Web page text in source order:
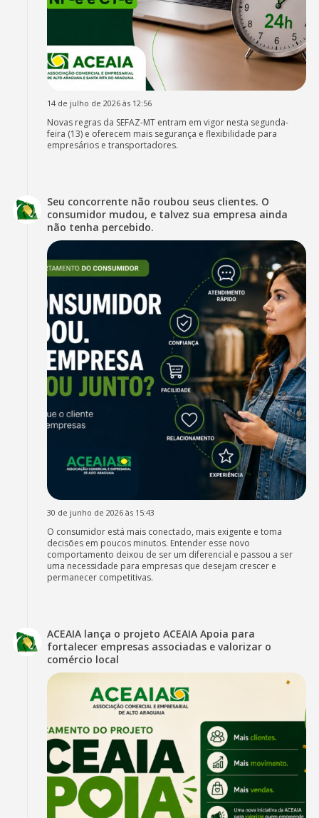
14 de julho de 2026 às 12:56
Novas regras da SEFAZ-MT entram em vigor nesta segunda-
feira (13) e oferecem mais segurança e flexibilidade para
empresários e transportadores.
Seu concorrente não roubou seus clientes. O
consumidor mudou, e talvez sua empresa ainda
não tenha percebido.
30 de junho de 2026 às 15:43
O consumidor está mais conectado, mais exigente e toma
decisões em poucos minutos. Entender esse novo
comportamento deixou de ser um diferencial e passou a ser
uma necessidade para empresas que desejam crescer e
permanecer competitivas.
ACEAIA lança o projeto ACEAIA Apoia para
fortalecer empresas associadas e valorizar o
comércio local